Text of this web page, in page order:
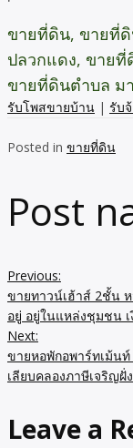
ขายที่ดิน, ขายที่
ปลวกแดง, ขายที่
ขายที่ดินตำบล ม
รับโพสขายบ้าน | รับ
Posted in ขายที่ดิน
Post
Previous:
ขายทาวน์เฮ้าส์ 2ชั้น
อยู่ อยู่ในแหล่งชุมชน
Next:
ขายหอพักอพาร์ทเม้น
เลียบคลองภาษีเจริญฝั่
Leave a